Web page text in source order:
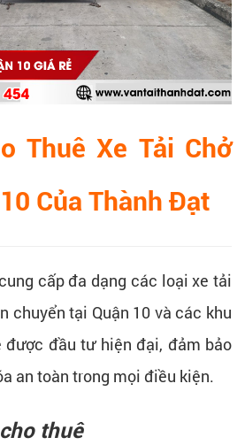
Thuê Xe Tải Chở
Của Thành Đạt
cấp đa dạng các loại xe tải
chuyển tại Quận 10 và các khu
đầu tư hiện đại, đảm bảo
an toàn trong mọi điều kiện.
thuê